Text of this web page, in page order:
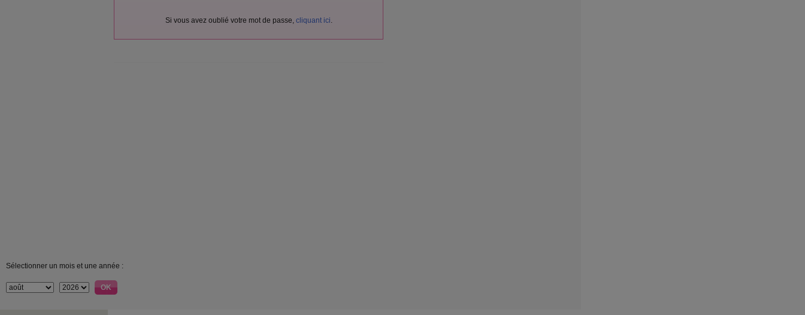
Si vous avez oublié votre mot de passe, cliquant ici.
Sélectionner un mois et une année :